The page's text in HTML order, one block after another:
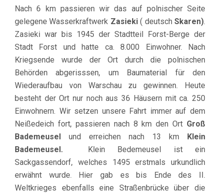
Nach 6 km passieren wir das auf polnischer Seite
gelegene Wasserkraftwerk Zasieki( deutschSkaren).
Zasieki war bis 1945 der Stadtteil Forst-Berge der
Stadt Forst und hatte ca. 8.000 Einwohner. Nach
Kriegsende wurde der Ort durch die polnischen
Behörden abgerisssen, um Baumaterial für den
Wiederaufbau von Warschau zu gewinnen. Heute
besteht der Ort nur noch aus 36 Häusern mit ca. 250
Einwohnern. Wir setzen unsere Fahrt immer auf dem
Neißedeich fort, passieren nach 8 km den Ort Groß
Bademeusel und erreichen nach 13 km Klein
Bademeusel. Klein Bedemeusel ist ein
Sackgassendorf, welches 1495 erstmals urkundlich
erwähnt wurde. Hier gab es bis Ende des II.
Weltkrieges ebenfalls eine Straßenbrücke über die